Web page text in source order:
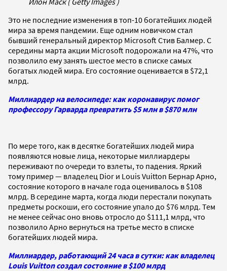
Это не последние изменения в топ-10 богатейших людей
мира за время пандемии. Еще одним новичком стал
бывший генеральный директор Microsoft Стив Балмер. С
середины марта акции Microsoft подорожали на 47%, что
позволило ему занять шестое место в списке самых
богатых людей мира. Его состояние оценивается в $72,1
млрд.
Миллиардер на велосипеде: как коронавирус помог
профессору Гарварда превратить $5 млн в $870 млн
По мере того, как в десятке богатейших людей мира
появляются новые лица, некоторые миллиардеры
переживают по очереди то взлеты, то падения. Яркий
тому пример — владелец Dior и Louis Vuitton Бернар Арно,
состояние которого в начале года оценивалось в $108
млрд. В середине марта, когда люди перестали покупать
предметы роскоши, его состояние упало до $76 млрд. Тем
не менее сейчас оно вновь отросло до $111,1 млрд, что
позволило Арно вернуться на третье место в списке
богатейших людей мира.
Миллиардер, работающий 24 часа в сутки: как владелец
Louis Vuitton создал состояние в $100 млрд